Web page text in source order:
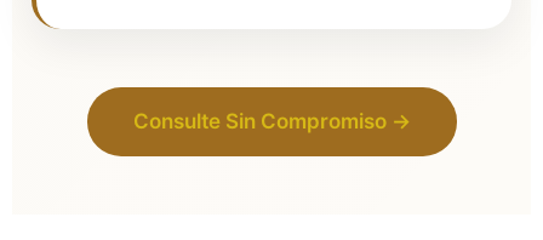
Consulte Sin Compromiso →